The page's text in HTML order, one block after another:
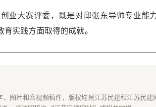
业大赛评委，既是对邱张东导师专业能
实践方面取得的成就。
片和音视频稿件，版权均属江苏民建和江苏民建